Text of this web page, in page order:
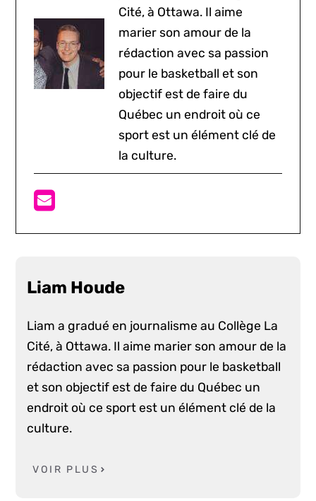
Cité, à Ottawa. Il aime
marier son amour de la
rédaction avec sa passion
pour le basketball et son
objectif est de faire du
Québec un endroit où ce
sport est un élément clé de
la culture.
Liam Houde
Liam a gradué en journalisme au Collège La
Cité, à Ottawa. Il aime marier son amour de la
rédaction avec sa passion pour le basketball
et son objectif est de faire du Québec un
endroit où ce sport est un élément clé de la
culture.
VOIR PLUS